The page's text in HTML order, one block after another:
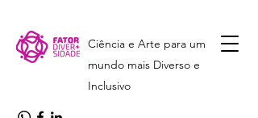
Ciência e Arte para um
mundo mais Diverso e
Inclusivo